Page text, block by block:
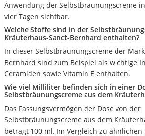
Anwendung der Selbstbräunungscreme
vier Tagen sichtbar.
Welche Stoffe sind in der
Kräuterhaus-Sanct-Bernhard enthalten?
In dieser Selbstbräunungscreme der
Bernhard sind zum Beispiel als wichtige
Ceramiden sowie Vitamin E enthalten.
Wie viel Milliliter befinden sich in einer
Selbstbräunungscreme aus dem
Das Fassungsvermögen der Dose von der
Selbstbräunungscreme aus dem
beträgt 100 ml. Im Vergleich zu ähnlichen